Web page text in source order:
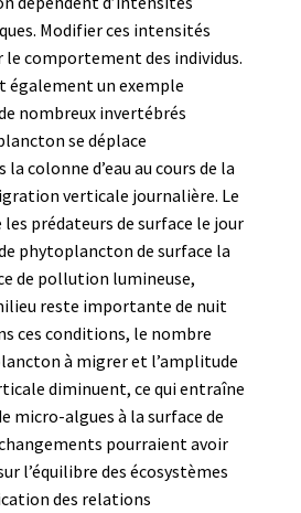
Modifier ces intensités
comportement des individus.
également un exemple
nombreux invertébrés
se déplace
colonne d’eau au cours de la
verticale journalière. Le
prédateurs de surface le jour
phytoplancton de surface la
de pollution lumineuse,
reste importante de nuit
ces conditions, le nombre
à migrer et l’amplitude
diminuent, ce qui entraîne
micro-algues à la surface de
changements pourraient avoir
l’équilibre des écosystèmes
des relations